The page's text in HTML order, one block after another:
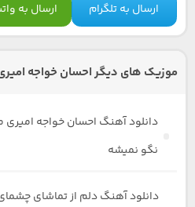
ارسال به تلگرام ارسال به
موزیک های دیگر احسان خواجه
دانلود آهنگ احسان خواجه امیری
نگو نمیشه
دانلود آهنگ دلم از تماشای